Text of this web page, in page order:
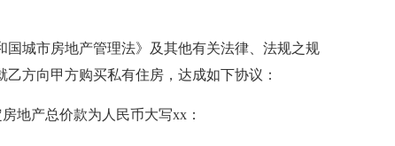
城市房地产管理法》及其他有关法律、法规之规
方向甲方购买私有住房，达成如下协议：
地产总价款为人民币大写xx：